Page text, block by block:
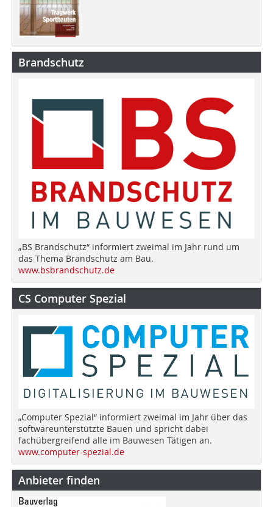
Brandschutz
„BS Brandschutz“ informiert zweimal im Jahr rund um
das Thema Brandschutz am Bau.
www.bsbrandschutz.de
CS Computer Spezial
„Computer Spezial“ informiert zweimal im Jahr über das
softwareunterstützte Bauen und spricht dabei
fachübergreifend alle im Bauwesen Tätigen an.
www.computer-spezial.de
Anbieter finden